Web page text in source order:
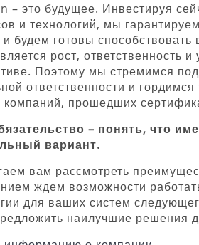
– это будущее. Инвестируя
и технологий, мы
и будем готовы
рост, ответственность
Поэтому мы стремимся
ответственности и
компаний, прошедших
– понять, что
вариант.
вам рассмотреть
ждем возможности
для ваших систем
наилучшие решения